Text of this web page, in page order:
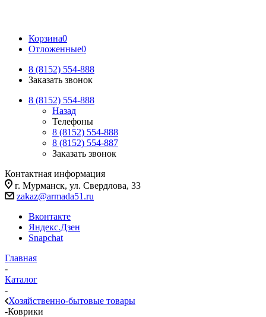
Корзина0
Отложенные0
8 (8152) 554-888
Заказать звонок
8 (8152) 554-888
Назад
Телефоны
8 (8152) 554-888
8 (8152) 554-887
Заказать звонок
Контактная информация
г. Мурманск, ул. Свердлова, 33
zakaz@armada51.ru
Вконтакте
Яндекс.Дзен
Snapchat
Главная
-
Каталог
-
Хозяйственно-бытовые товары
-Коврики